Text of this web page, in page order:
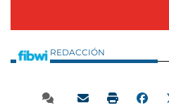
REDACCIÓN